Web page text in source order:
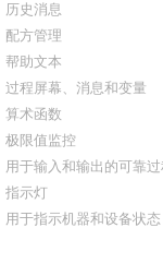
历史消息
配方管理
帮助文本
过程屏幕、消息和变量
算术函数
极限值监控
用于输入和输出的可靠
指示灯
用于指示机器和设备状态